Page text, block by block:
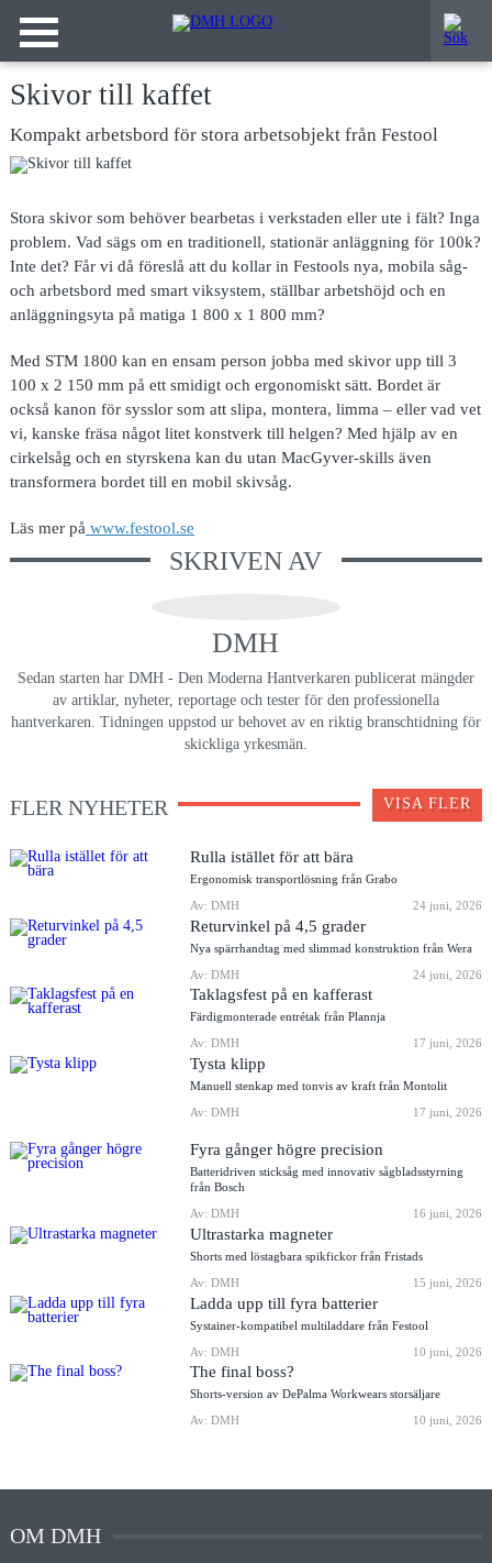
Skivor till kaffet
Kompakt arbetsbord för stora arbetsobjekt från Festool
Stora skivor som behöver bearbetas i verkstaden eller ute i fält? Inga
problem. Vad sägs om en traditionell, stationär anläggning för 100k?
Inte det? Får vi då föreslå att du kollar in Festools nya, mobila såg-
och arbetsbord med smart viksystem, ställbar arbetshöjd och en
anläggningsyta på matiga 1 800 x 1 800 mm?
Med STM 1800 kan en ensam person jobba med skivor upp till 3
100 x 2 150 mm på ett smidigt och ergonomiskt sätt. Bordet är
också kanon för sysslor som att slipa, montera, limma – eller vad vet
vi, kanske fräsa något litet konstverk till helgen? Med hjälp av en
cirkelsåg och en styrskena kan du utan MacGyver-skills även
transformera bordet till en mobil skivsåg.
Läs mer på www.festool.se
SKRIVEN AV
DMH
Sedan starten har DMH - Den Moderna Hantverkaren publicerat mängder
av artiklar, nyheter, reportage och tester för den professionella
hantverkaren. Tidningen uppstod ur behovet av en riktig branschtidning för
skickliga yrkesmän.
FLER NYHETER VISA FLER
Rulla istället för att bära
Ergonomisk transportlösning från Grabo
Av: DMH
24 juni, 2026
Returvinkel på 4,5 grader
Nya spärrhandtag med slimmad konstruktion från Wera
Av: DMH
24 juni, 2026
Taklagsfest på en kafferast
Färdigmonterade entrétak från Plannja
Av: DMH
17 juni, 2026
Tysta klipp
Manuell stenkap med tonvis av kraft från Montolit
Av: DMH
17 juni, 2026
Fyra gånger högre precision
Batteridriven sticksåg med innovativ sågbladsstyrning
från Bosch
Av: DMH
16 juni, 2026
Ultrastarka magneter
Shorts med löstagbara spikfickor från Fristads
Av: DMH
15 juni, 2026
Ladda upp till fyra batterier
Systainer-kompatibel multiladdare från Festool
Av: DMH
10 juni, 2026
The final boss?
Shorts-version av DePalma Workwears storsäljare
Av: DMH
10 juni, 2026
OM DMH